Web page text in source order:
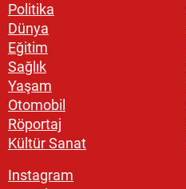
Politika
Dünya
Eğitim
Sağlık
Yaşam
Otomobil
Röportaj
Kültür Sanat
Instagram